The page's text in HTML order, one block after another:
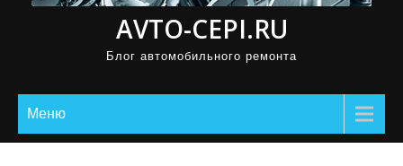
AVTO-CEPI.RU
Блог автомобильного ремонта
Меню